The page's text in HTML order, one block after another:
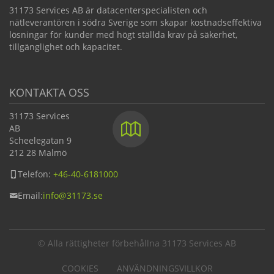
31173 Services AB är datacenterspecialisten och
nätleverantören i södra Sverige som skapar kostnadseffektiva
lösningar för kunder med högt ställda krav på säkerhet,
tillgänglighet och kapacitet.
KONTAKTA OSS
31173 Services
AB
Scheelegatan 9
212 28 Malmö
Telefon: +46-40-6181000
Email:info@31173.se
© Alla rättigheter förbehållna 31173 Services AB
COOKIES ANVÄNDNINGSVILLKOR